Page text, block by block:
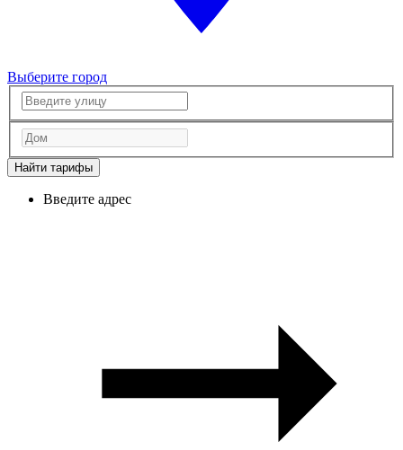
Выберите город
Найти тарифы
Введите адрес